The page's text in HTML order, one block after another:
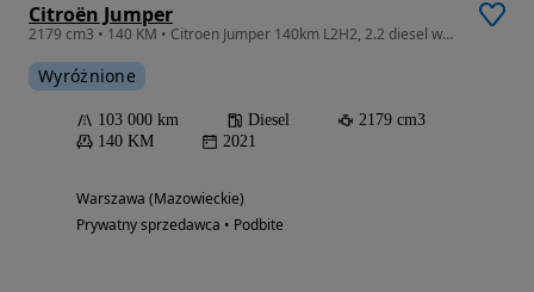
Citroën Jumper
2179 cm3 • 140 KM • Citroen Jumper 140km L2H2, 2.2 diesel webasto faktura vat 23%
Wyróżnione
103 000 km Diesel
2179 cm3
140 KM
2021
Warszawa (Mazowieckie)
Prywatny sprzedawca • Podbite